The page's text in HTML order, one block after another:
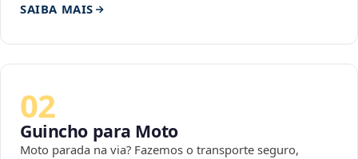
SAIBA MAIS
02
Guincho para Moto
Moto parada na via? Fazemos o transporte seguro,